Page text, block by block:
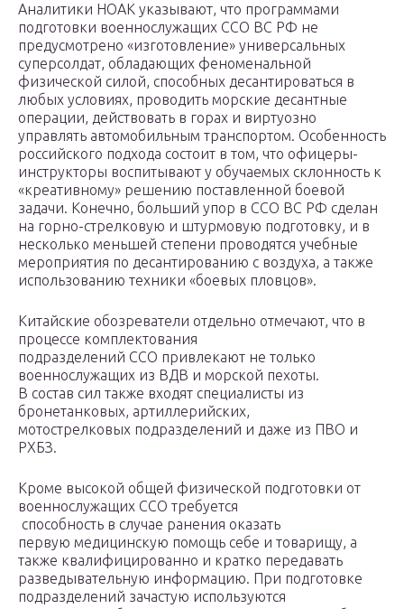
Аналитики НОАК указывают, что программами
подготовки военнослужащих ССО ВС РФ не
предусмотрено «изготовление» универсальных
суперсолдат, обладающих феноменальной
физической силой, способных десантироваться в
любых условиях, проводить морские десантные
операции, действовать в горах и виртуозно
управлять автомобильным транспортом. Особенность
российского подхода состоит в том, что офицеры-
инструкторы воспитывают у обучаемых склонность к
«креативному» решению поставленной боевой
задачи. Конечно, больший упор в ССО ВС РФ сделан
на горно-стрелковую и штурмовую подготовку, и в
несколько меньшей степени проводятся учебные
мероприятия по десантированию с воздуха, а также
использованию техники «боевых пловцов».
Китайские обозреватели отдельно отмечают, что в
процессе комплектования
подразделений ССО привлекают не только
военнослужащих из ВДВ и морской пехоты.
В состав сил также входят специалисты из
бронетанковых, артиллерийских,
мотострелковых подразделений и даже из ПВО и
РХБЗ.
Кроме высокой общей физической подготовки от
военнослужащих ССО требуется
способность в случае ранения оказать
первую медицинскую помощь себе и товарищу, а
также квалифицированно и кратко передавать
разведывательную информацию. При подготовке
подразделений зачастую используются